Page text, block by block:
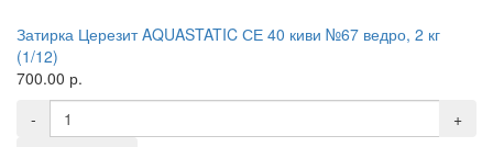
Затирка Церезит AQUASTATIC СЕ 40 киви №67 ведро, 2 кг
(1/12)
700.00 р.
-
+